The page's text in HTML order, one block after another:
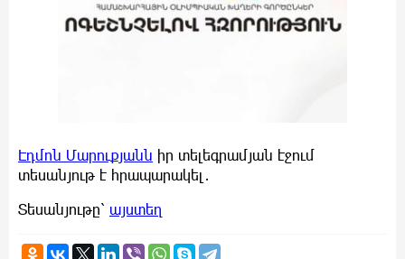
Էդմոն Մարուքյանն իր տելեգրամյան էջում
տեսանյութ է հրապարակել․
Տեսանյութը՝ այստեղ